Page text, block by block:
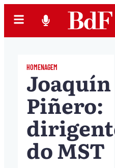
HOMENAGEM
Joaquín
Piñero:
do MST